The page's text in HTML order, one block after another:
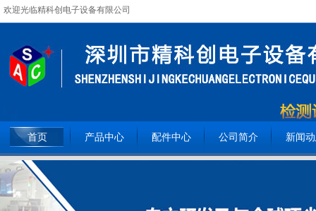
欢迎光临精科创电子设备有限公司
全国服务热线：15362093809
首页 产品中心 配件中心 公司简介 新闻